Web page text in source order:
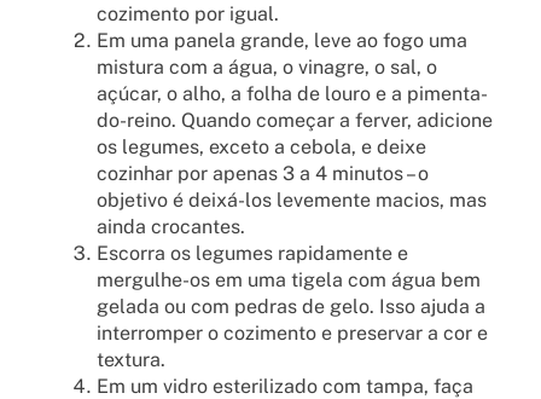
cozimento por igual.
Em uma panela grande, leve ao fogo uma
mistura com a água, o vinagre, o sal, o
açúcar, o alho, a folha de louro e a pimenta-
do-reino. Quando começar a ferver, adicione
os legumes, exceto a cebola, e deixe
cozinhar por apenas 3 a 4 minutos – o
objetivo é deixá-los levemente macios, mas
ainda crocantes.
Escorra os legumes rapidamente e
mergulhe-os em uma tigela com água bem
gelada ou com pedras de gelo. Isso ajuda a
interromper o cozimento e preservar a cor e
textura.
Em um vidro esterilizado com tampa, faça